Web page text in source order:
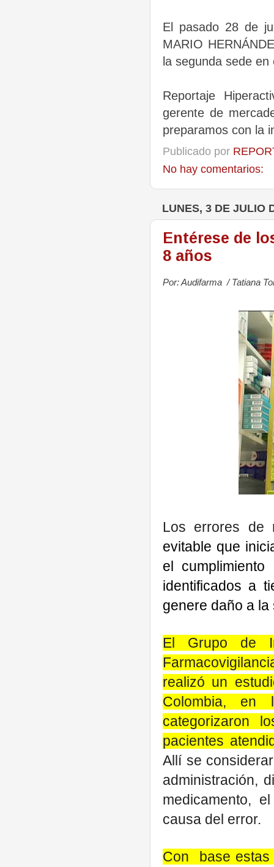
El pasado 28 de
MARIO
la segunda sede
Reportaje
gerente de
preparamos con la
Publicado por
No hay comentarios:
LUNES, 3 DE JULIO
Entérese de
8 años
Por: Audifarma /Tatiana
Los errores de
evitable que
el
identificados a
genere daño a
El Grupo de
realizó un
Colombia, en
categorizaron
pacientes
Allí se
administración,
medicamento,
causa del error.
Con base